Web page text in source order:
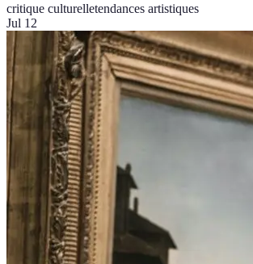
critique culturelletendances artistiques
Jul 12